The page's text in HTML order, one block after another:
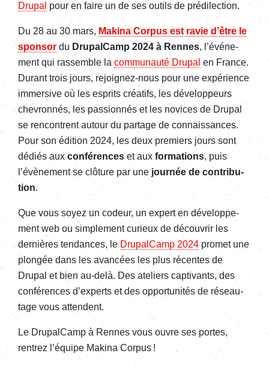
Drupal pour en faire un de ses outils de prédi­lec­tion.
Du 28 au 30 mars, Makina Corpus est ravie d’être le
spon­sor du Drupal­Camp 2024 à Rennes, l’évé­ne­
ment qui rassemble la commu­nauté Drupal en France.
Durant trois jours, rejoi­gnez-nous pour une expé­rience
immer­sive où les esprits créa­tifs, les déve­lop­peurs
chevron­nés, les passion­nés et les novices de Drupal
se rencontrent autour du partage de connais­sances.
Pour son édition 2024, les deux premiers jours sont
dédiés aux confé­renceset aux forma­tions, puis
l’évè­ne­ment se clôture par une jour­née de contri­bu­
tion.
Que vous soyez un codeur, un expert en déve­lop­pe­
ment web ou simple­ment curieux de décou­vrir les
dernières tendances, le Drupal­Camp 2024 promet une
plon­gée dans les avan­cées les plus récentes de
Drupal et bien au-delà. Des ateliers capti­vants, des
confé­rences d’ex­perts et des oppor­tu­ni­tés de réseau­
tage vous attendent.
Le Drupal­Camp à Rennes vous ouvre ses portes,
rentrez l’équipe Makina Corpus !